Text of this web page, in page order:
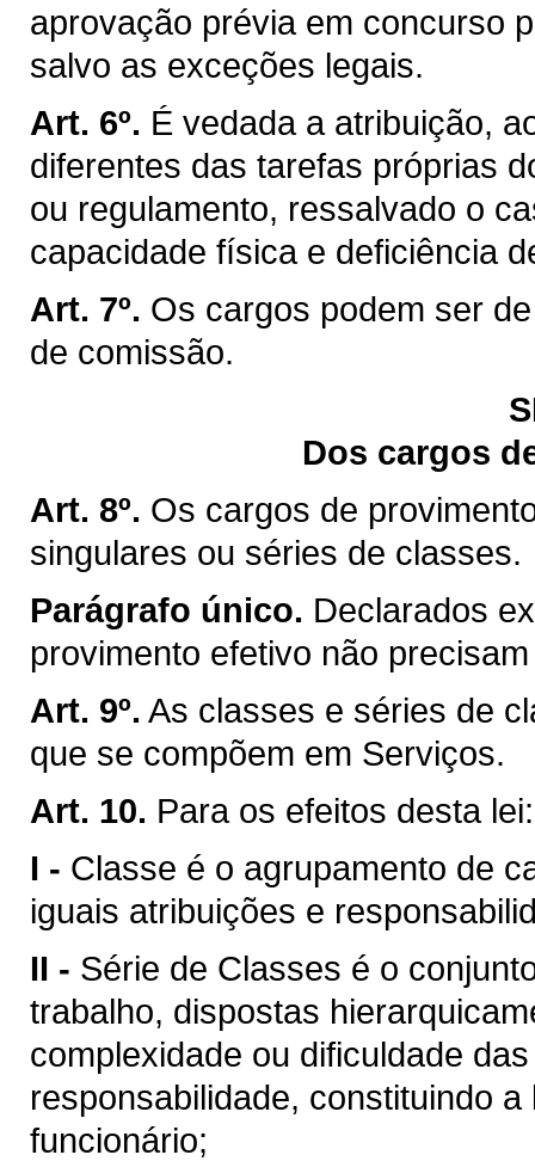
aprovação prévia em concurso
salvo as exceções legais.
Art. 6º. É vedada a atribuição,
diferentes das tarefas próprias
ou regulamento, ressalvado o
capacidade física e deficiência
Art. 7º. Os cargos podem ser
de comissão.
Dos cargos
Art. 8º. Os cargos de
singulares ou séries de classes.
Parágrafo único. Declarados
provimento efetivo não
Art. 9º. As classes e séries de
que se compõem em Serviços.
Art. 10. Para os efeitos desta lei:
I - Classe é o agrupamento de
iguais atribuições e
II - Série de Classes é o
trabalho, dispostas
complexidade ou dificuldade
responsabilidade, constituindo
funcionário;